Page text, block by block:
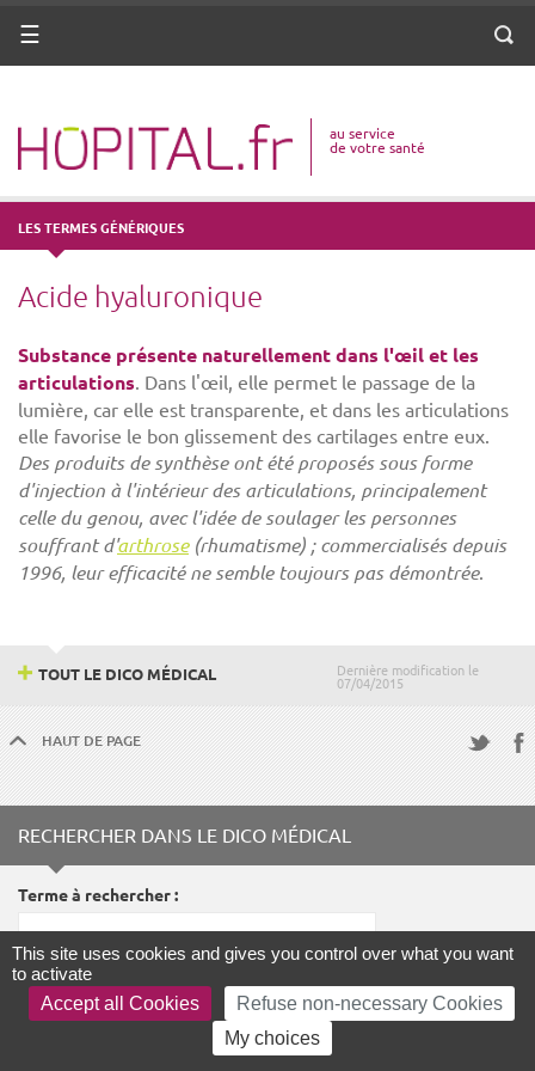
ANNUAIRE
VOTRE SANTÉ
DROITS & DÉMARCHES
MISSIONS
MÉTIERS
Menu
au service
de votre santé
LES TERMES GÉNÉRIQUES
Acide hyaluronique
Substance présente naturellement dans l'œil et les
articulations. Dans l'œil, elle permet le passage de la
lumière, car elle est transparente, et dans les articulations
elle favorise le bon glissement des cartilages entre eux.
Des produits de synthèse ont été proposés sous forme
d'injection à l'intérieur des articulations, principalement
celle du genou, avec l'idée de soulager les personnes
souffrant d'arthrose(rhumatisme) ; commercialisés depuis
1996, leur efficacité ne semble toujours pas démontrée.
Dernière modification le
07/04/2015
TOUT LE DICO MÉDICAL
HAUT DE PAGE
RECHERCHER DANS LE DICO MÉDICAL
Terme à rechercher
LANCER LA RECHERCHE
This site uses cookies and gives you control over what you want
to activate
Accept all Cookies
Refuse non-necessary Cookies
My choices